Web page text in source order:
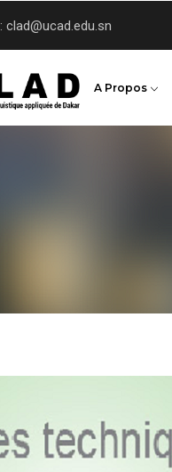
: clad@ucad.edu.sn
A Propos